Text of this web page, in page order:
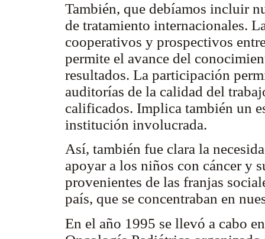
También, que debíamos incluir
de tratamiento internacionales.
cooperativos y prospectivos
permite el avance del
resultados. La participación
auditorías de la calidad del
calificados. Implica también un
institución involucrada.
Así, también fue clara la
apoyar a los niños con cáncer y
provenientes de las franjas
país, que se concentraban en
En el año 1995 se llevó a cabo